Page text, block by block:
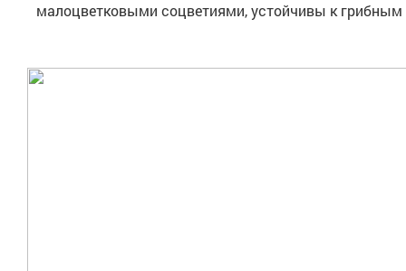
малоцветковыми соцветиями, устойчивы к грибным